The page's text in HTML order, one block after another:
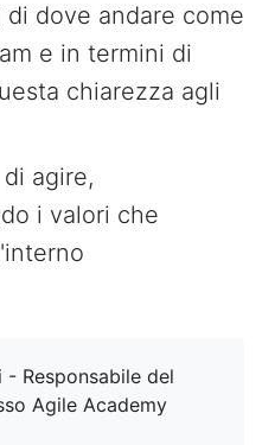
dove andare come
e in termini di
chiarezza agli
agire,
i valori che